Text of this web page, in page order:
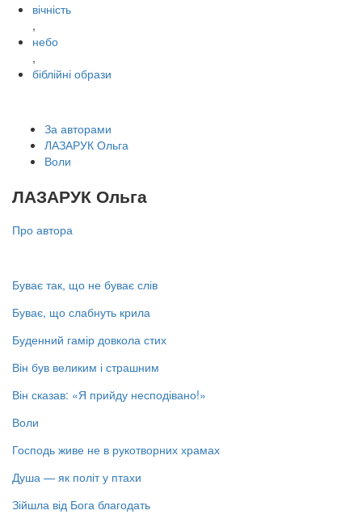
вічність
,
небо
,
біблійні образи
За авторами
ЛАЗАРУК Ольга
Воли
ЛАЗАРУК Ольга
Про автора
Буває так, що не буває слів
Буває, що слабнуть крила
Буденний гамір довкола стих
Він був великим і страшним
Він сказав: «Я прийду несподівано!»
Воли
Господь живе не в рукотворних храмах
Душа — як політ у птахи
Зійшла від Бога благодать